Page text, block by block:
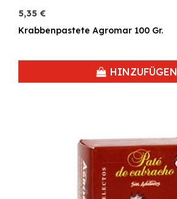
5,35 €
Krabbenpastete Agromar 100 Gr.
HINZUFÜGEN